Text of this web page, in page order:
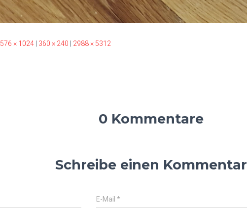
576 × 1024 360 × 240 2988 × 5312
0 Kommentare
Schreibe einen Kommentar
E-Mail*